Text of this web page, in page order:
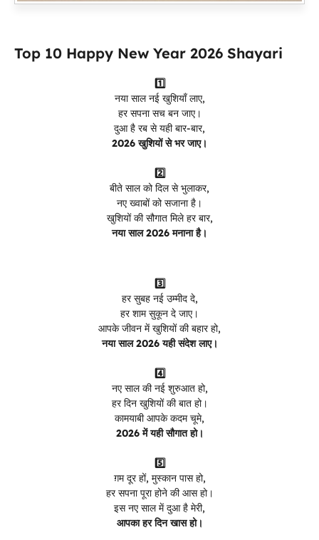
Top 10 Happy New Year 2026 Shayari
1️⃣
नया साल नई खुशियाँ लाए,
हर सपना सच बन जाए।
दुआ है रब से यही बार-बार,
2026 खुशियों से भर जाए।
2️⃣
बीते साल को दिल से भुलाकर,
नए ख्वाबों को सजाना है।
खुशियों की सौगात मिले हर बार,
नया साल 2026 मनाना है।
3️⃣
हर सुबह नई उम्मीद दे,
हर शाम सुकून दे जाए।
आपके जीवन में खुशियों की बहार हो,
नया साल 2026 यही संदेश लाए।
4️⃣
नए साल की नई शुरुआत हो,
हर दिन खुशियों की बात हो।
कामयाबी आपके कदम चूमे,
2026 में यही सौगात हो।
5️⃣
ग़म दूर हों, मुस्कान पास हो,
हर सपना पूरा होने की आस हो।
इस नए साल में दुआ है मेरी,
आपका हर दिन खास हो।